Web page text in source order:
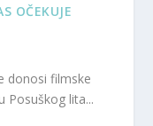
OČEKUJE
donosi filmske
Posuškog lita...